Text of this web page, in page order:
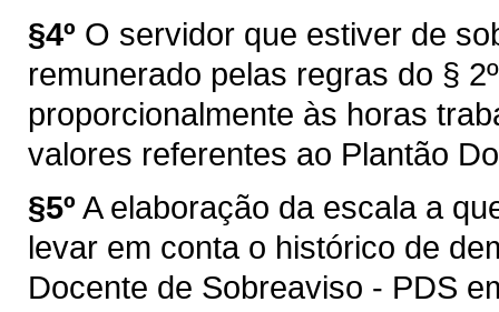
§4º O servidor que estiver de
remunerado pelas regras do §
proporcionalmente às horas
valores referentes ao Plantão
§5º A elaboração da escala a
levar em conta o histórico de
Docente de Sobreaviso - PDS